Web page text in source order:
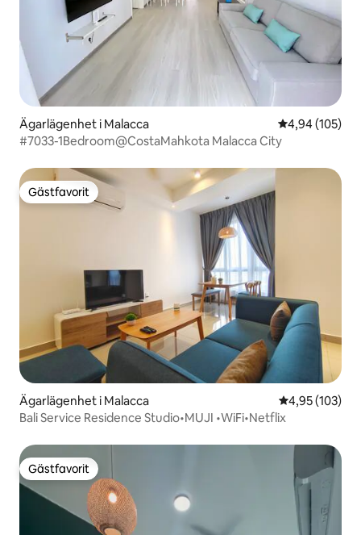
Ägarlägenhet i Malacca 4,94 av 5 i
4,94 (105)
#7033-1Bedroom@CostaMahkota Malacca City
Gästfavorit
Gästfavorit
Ägarlägenhet i Malacca 4,95 av 5 i
4,95 (103)
Bali Service Residence Studio•MUJI •WiFi•Netflix
Gästfavorit
Gästfavorit